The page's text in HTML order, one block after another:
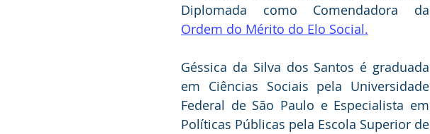
Ordem do Mérito do Elo Social.
Géssica da Silva dos Santos é graduada
em Ciências Sociais pela Universidade
Federal de São Paulo e Especialista em
Políticas Públicas pela Escola Superior de